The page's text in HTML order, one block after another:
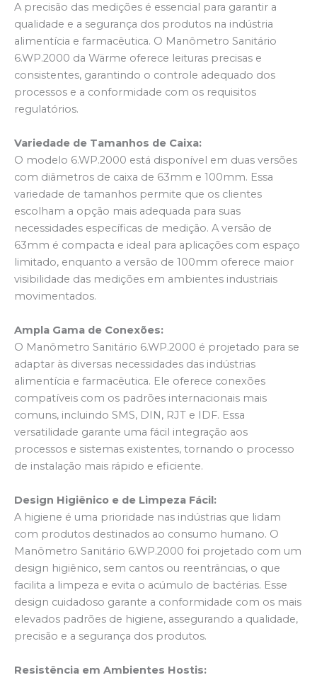
A precisão das medições é essencial para garantir a
qualidade e a segurança dos produtos na indústria
alimentícia e farmacêutica. O Manômetro Sanitário
6.WP.2000 da Wärme oferece leituras precisas e
consistentes, garantindo o controle adequado dos
processos e a conformidade com os requisitos
regulatórios.
Variedade de Tamanhos de Caixa:
O modelo 6.WP.2000 está disponível em duas versões
com diâmetros de caixa de 63mm e 100mm. Essa
variedade de tamanhos permite que os clientes
escolham a opção mais adequada para suas
necessidades específicas de medição. A versão de
63mm é compacta e ideal para aplicações com espaço
limitado, enquanto a versão de 100mm oferece maior
visibilidade das medições em ambientes industriais
movimentados.
Ampla Gama de Conexões:
O Manômetro Sanitário 6.WP.2000 é projetado para se
adaptar às diversas necessidades das indústrias
alimentícia e farmacêutica. Ele oferece conexões
compatíveis com os padrões internacionais mais
comuns, incluindo SMS, DIN, RJT e IDF. Essa
versatilidade garante uma fácil integração aos
processos e sistemas existentes, tornando o processo
de instalação mais rápido e eficiente.
Design Higiênico e de Limpeza Fácil:
A higiene é uma prioridade nas indústrias que lidam
com produtos destinados ao consumo humano. O
Manômetro Sanitário 6.WP.2000 foi projetado com um
design higiênico, sem cantos ou reentrâncias, o que
facilita a limpeza e evita o acúmulo de bactérias. Esse
design cuidadoso garante a conformidade com os mais
elevados padrões de higiene, assegurando a qualidade,
precisão e a segurança dos produtos.
Resistência em Ambientes Hostis: